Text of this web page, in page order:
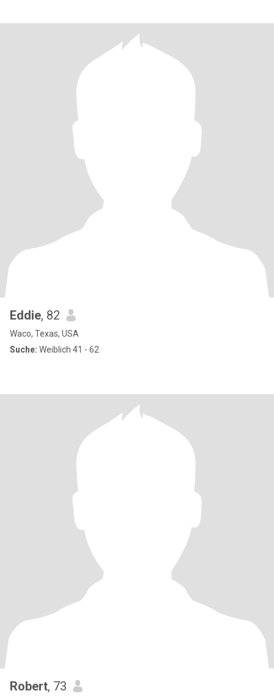
Eddie, 82
Waco, Texas, USA
Suche: Weiblich 41 - 62
Robert, 73